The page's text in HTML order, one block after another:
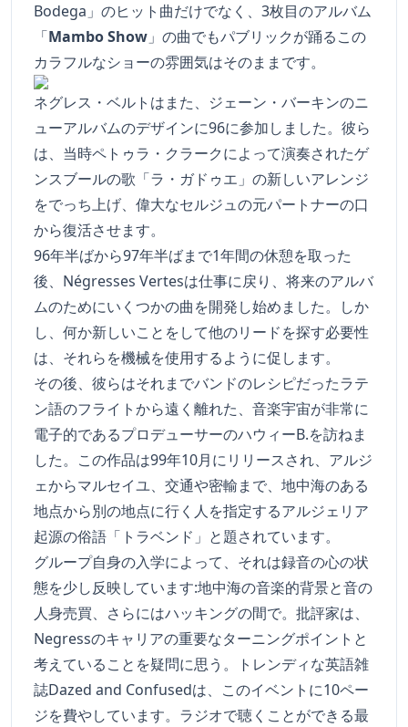
Bodega」のヒット曲だけでなく、3枚目のアルバム
「Mambo Show 」の曲でもパブリックが踊るこの
カラフルなショーの雰囲気はそのままです。
ネグレス・ベルトはまた、ジェーン・バーキンのニ
ューアルバムのデザインに96に参加しました。彼ら
は、当時ペトゥラ・クラークによって演奏されたゲ
ンスブールの歌「ラ・ガドゥエ」の新しいアレンジ
をでっち上げ、偉大なセルジュの元パートナーの口
から復活させます。
96年半ばから97年半ばまで1年間の休憩を取った
後、Négresses Vertesは仕事に戻り、将来のアルバ
ムのためにいくつかの曲を開発し始めました。しか
し、何か新しいことをして他のリードを探す必要性
は、それらを機械を使用するように促します。
その後、彼らはそれまでバンドのレシピだったラテ
ン語のフライトから遠く離れた、音楽宇宙が非常に
電子的であるプロデューサーのハウィーB.を訪ねま
した。この作品は99年10月にリリースされ、アルジ
ェからマルセイユ、交通や密輸まで、地中海のある
地点から別の地点に行く人を指定するアルジェリア
起源の俗語「トラベンド」と題されています。
グループ自身の入学によって、それは録音の心の状
態を少し反映しています:地中海の音楽的背景と音の
人身売買、さらにはハッキングの間で。批評家は、
Negressのキャリアの重要なターニングポイントと
考えていることを疑問に思う。トレンディな英語雑
誌Dazed and Confusedは、このイベントに10ペー
ジを費やしています。ラジオで聴くことができる最